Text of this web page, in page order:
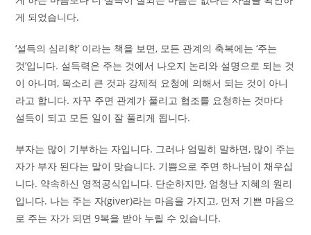
게 되었습니다.
‘설득의 심리학’ 이라는 책을 보면, 모든 관계의 축복에는 ‘주는
것’입니다. 설득력은 주는 것에서 나오지 논리와 설명으로 되는 것
이 아니며, 목소리 큰 것과 강제적 요청에 의해서 되는 것이 아니
라고 합니다. 자꾸 주면 관계가 풀리고 협조를 요청하는 것마다
설득이 되고 모든 일이 잘 풀리게 됩니다.
부자는 많이 기부하는 자입니다. 그러나 엄밀히 말하면, 많이 주는
자가 부자 된다는 말이 맞습니다. 기쁨으로 주면 하나님이 채우십
니다. 약속하신 영적공식입니다. 단순하지만, 엄청난 지혜의 원리
입니다. 나는 주는 자(giver)라는 마음을 가지고, 먼저 기쁜 마음으
로 주는 자가 되면 9복을 받아 누릴 수 있습니다.